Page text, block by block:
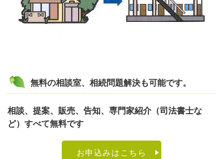
無料の相談室、相続問題解決も可能です。
相談、提案、販売、告知、専門家紹介（司法書士な
ど）すべて無料です
お申込みはこちら